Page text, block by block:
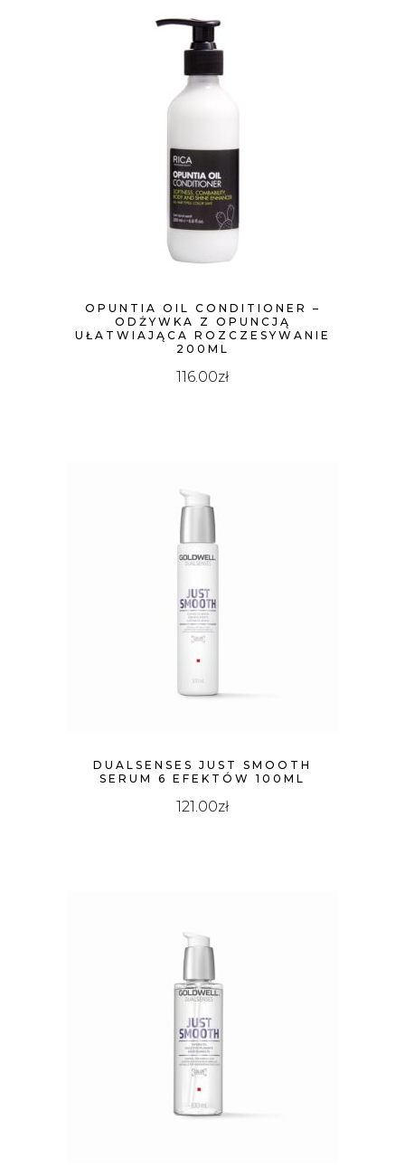
OPUNTIA OIL CONDITIONER –
ODŻYWKA Z OPUNCJĄ
UŁATWIAJĄCA ROZCZESYWANIE
200ML
116.00zł
DUALSENSES JUST SMOOTH
SERUM 6 EFEKTÓW 100ML
121.00zł